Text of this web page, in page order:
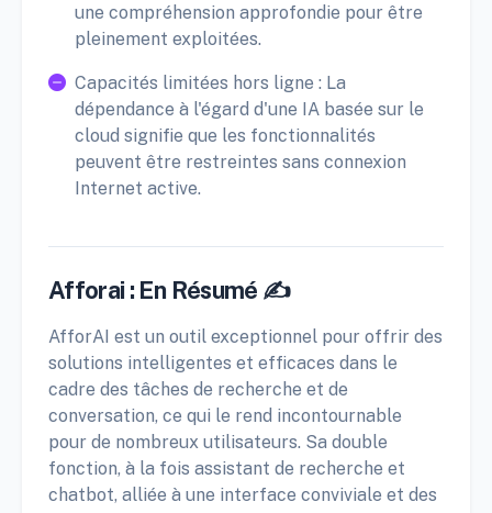
une compréhension approfondie pour être
pleinement exploitées.
Capacités limitées hors ligne : La
dépendance à l'égard d'une IA basée sur le
cloud signifie que les fonctionnalités
peuvent être restreintes sans connexion
Internet active.
Afforai : En Résumé ✍️
AfforAI est un outil exceptionnel pour offrir des
solutions intelligentes et efficaces dans le
cadre des tâches de recherche et de
conversation, ce qui le rend incontournable
pour de nombreux utilisateurs. Sa double
fonction, à la fois assistant de recherche et
chatbot, alliée à une interface conviviale et des